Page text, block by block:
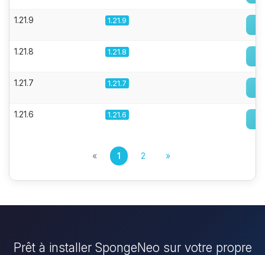
1.21.9 1.21.9
1.21.8 1.21.8
1.21.7 1.21.7
1.21.6 1.21.6
« 1 2 »
Prêt à installer SpongeNeo sur votre propre